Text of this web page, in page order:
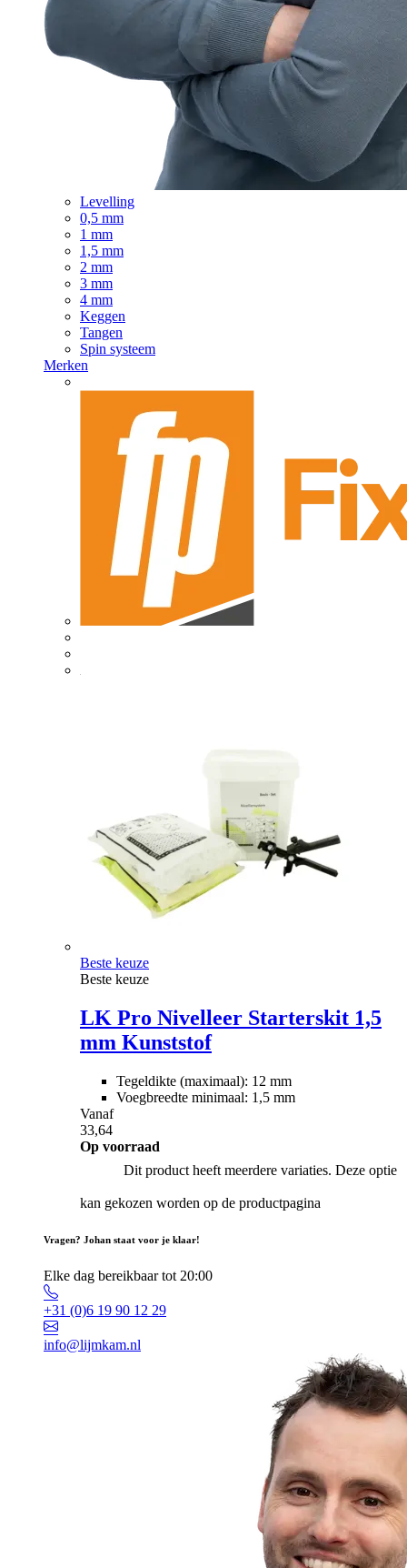
Levelling
0,5 mm
1 mm
1,5 mm
2 mm
3 mm
4 mm
Keggen
Tangen
Spin systeem
Merken
Beste keuze
Beste keuze
LK Pro Nivelleer Starterskit 1,5
mm Kunststof
Tegeldikte (maximaal): 12 mm
Voegbreedte minimaal: 1,5 mm
Vanaf
33,64
Op voorraad
Dit product heeft meerdere variaties. Deze optie
kan gekozen worden op de productpagina
Vragen? Johan staat voor je klaar!
Elke dag bereikbaar tot 20:00
+31 (0)6 19 90 12 29
info@lijmkam.nl